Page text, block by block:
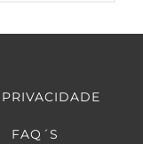
FAQ´S